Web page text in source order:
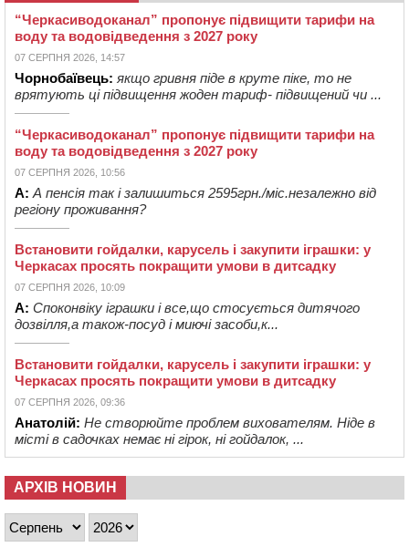
“Черкасиводоканал” пропонує підвищити тарифи на
воду та водовідведення з 2027 року
07 СЕРПНЯ 2026, 14:57
Чорнобаївець: якщо гривня піде в круте піке, то не
врятують ці підвищення жоден тариф- підвищений чи ...
“Черкасиводоканал” пропонує підвищити тарифи на
воду та водовідведення з 2027 року
07 СЕРПНЯ 2026, 10:56
А: А пенсія так і залишиться 2595грн./міс.незалежно від
регіону проживання?
Встановити гойдалки, карусель і закупити іграшки: у
Черкасах просять покращити умови в дитсадку
07 СЕРПНЯ 2026, 10:09
А: Споконвіку іграшки і все,що стосується дитячого
дозвілля,а також-посуд і миючі засоби,к...
Встановити гойдалки, карусель і закупити іграшки: у
Черкасах просять покращити умови в дитсадку
07 СЕРПНЯ 2026, 09:36
Анатолій: Не створюйте проблем вихователям. Ніде в
місті в садочках немає ні гірок, ні гойдалок, ...
АРХІВ НОВИН